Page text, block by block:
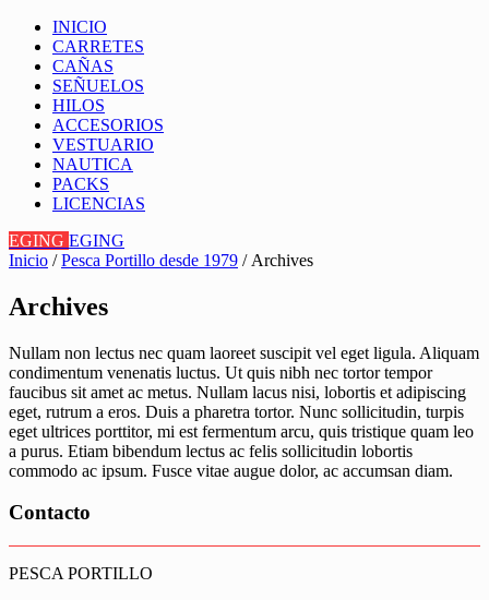
INICIO
CARRETES
CAÑAS
SEÑUELOS
HILOS
ACCESORIOS
VESTUARIO
NAUTICA
PACKS
LICENCIAS
EGING EGING
Inicio /Pesca Portillo desde 1979 / Archives
Archives
Nullam non lectus nec quam laoreet suscipit vel eget ligula. Aliquam
condimentum venenatis luctus. Ut quis nibh nec tortor tempor
faucibus sit amet ac metus. Nullam lacus nisi, lobortis et adipiscing
eget, rutrum a eros. Duis a pharetra tortor. Nunc sollicitudin, turpis
eget ultrices porttitor, mi est fermentum arcu, quis tristique quam leo
a purus. Etiam bibendum lectus ac felis sollicitudin lobortis
commodo ac ipsum. Fusce vitae augue dolor, ac accumsan diam.
Contacto
PESCA PORTILLO